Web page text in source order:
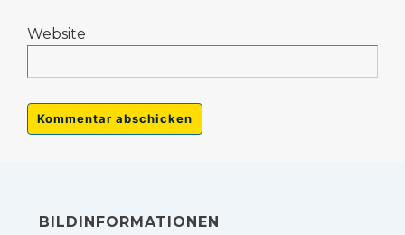
Website
BILDINFORMATIONEN